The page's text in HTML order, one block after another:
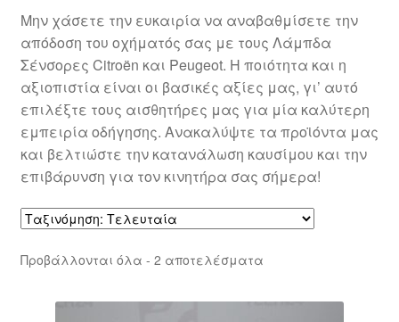
Μην χάσετε την ευκαιρία να αναβαθμίσετε την
απόδοση του οχήματός σας με τους Λάμπδα
Σένσορες Citroën και Peugeot. Η ποιότητα και η
αξιοπιστία είναι οι βασικές αξίες μας, γι’ αυτό
επιλέξτε τους αισθητήρες μας για μία καλύτερη
εμπειρία οδήγησης. Ανακαλύψτε τα προϊόντα μας
και βελτιώστε την κατανάλωση καυσίμου και την
επιβάρυνση για τον κινητήρα σας σήμερα!
Προβάλλονται όλα - 2 αποτελέσματαSorted
latest